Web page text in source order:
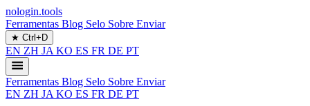
nologin.tools
Ferramentas Blog Selo Sobre Enviar
★ Ctrl+D
EN ZH JA KO ES FR DE PT
Ferramentas Blog Selo Sobre Enviar
EN ZH JA KO ES FR DE PT